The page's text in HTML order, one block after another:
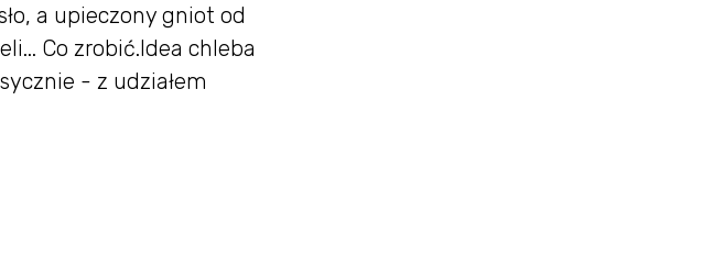
a upieczony gniot od
Co zrobić.Idea chleba
- z udziałem